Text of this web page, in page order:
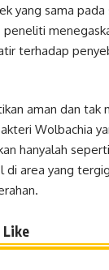
yang sama
terhadap
aman dan tak
Wolbachia
hanyalah
di area yang
Like